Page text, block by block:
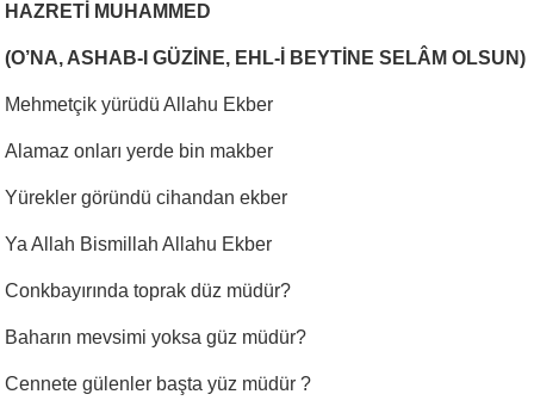
HAZRETİ MUHAMMED
(O’NA, ASHAB-I GÜZİNE, EHL-İ BEYTİNE SELÂM OLSUN)
Mehmetçik yürüdü Allahu Ekber
Alamaz onları yerde bin makber
Yürekler göründü cihandan ekber
Ya Allah Bismillah Allahu Ekber
Conkbayırında toprak düz müdür?
Baharın mevsimi yoksa güz müdür?
Cennete gülenler başta yüz müdür ?